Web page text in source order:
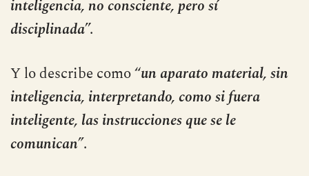
inteligencia, no consciente, pero sí
disciplinada”.
Y lo describe como “un aparato material, sin
inteligencia, interpretando, como si fuera
inteligente, las instrucciones que se le
comunican”.